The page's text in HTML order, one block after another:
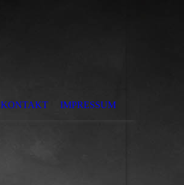
KONTAKT IMPRESSUM